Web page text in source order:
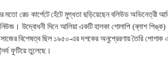
মতো রেড কার্পেটে হেঁটে মুগ্ধতা ছড়িয়েছেন বলিউড অভিনেত্রী
উদ্বোধনী দিনে আলিয়া একটি হালকা গোলাপি (ব্লাশ পিঙ্ক)
বিশেষত্ব ছিল ১৯৫০-এর দশকের অনুপ্রেরণায় তৈরি পোশাক
ফুটিয়ে তুলেছে।